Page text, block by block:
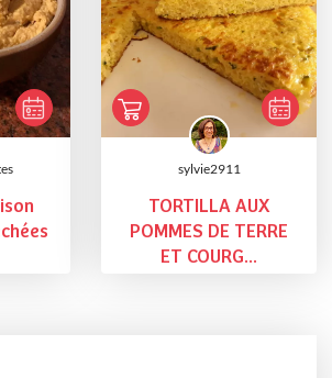
sylvie2911
TORTILLA AUX
POMMES DE TERRE
ET COURG...